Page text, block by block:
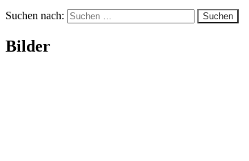
Suchen nach:
Bilder